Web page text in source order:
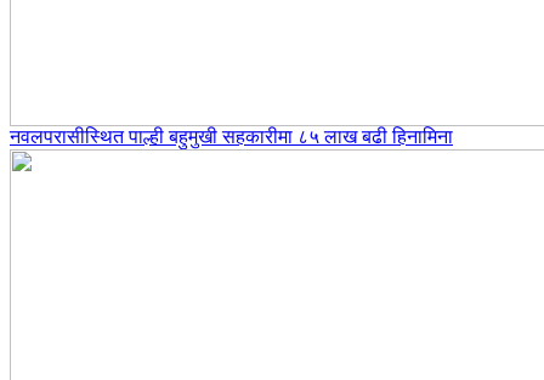
नवलपरासीस्थित पाल्ही बहुमुखी सहकारीमा ८५ लाख बढी हिनामिना